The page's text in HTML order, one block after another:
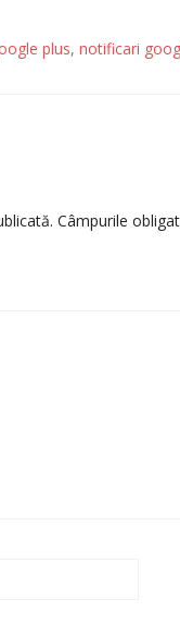
plus, notificari
Câmpurile